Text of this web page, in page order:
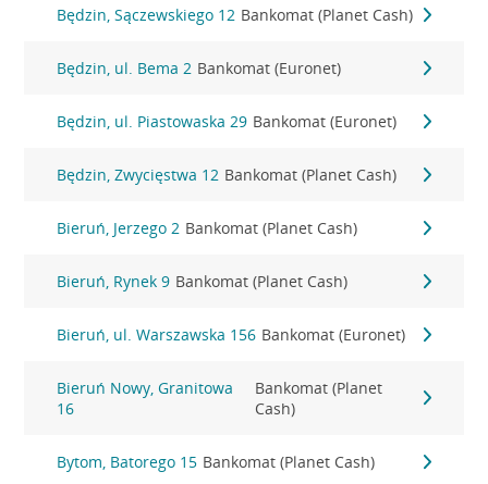
Będzin, Sączewskiego 12 Bankomat (Planet Cash)
Będzin, ul. Bema 2 Bankomat (Euronet)
Będzin, ul. Piastowaska 29 Bankomat (Euronet)
Będzin, Zwycięstwa 12 Bankomat (Planet Cash)
Bieruń, Jerzego 2 Bankomat (Planet Cash)
Bieruń, Rynek 9 Bankomat (Planet Cash)
Bieruń, ul. Warszawska 156 Bankomat (Euronet)
Bieruń Nowy, Granitowa
16
Bankomat (Planet
Cash)
Bytom, Batorego 15 Bankomat (Planet Cash)